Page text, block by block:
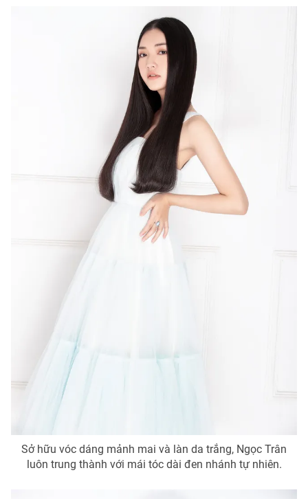
Sở hữu vóc dáng mảnh mai và làn da trắng, Ngọc Trân
luôn trung thành với mái tóc dài đen nhánh tự nhiên.